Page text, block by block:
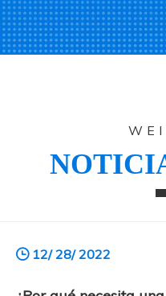
12/ 28/ 2022